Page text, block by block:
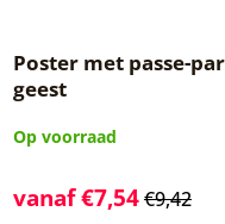
Poster met passe-
geest
Op voorraad
vanaf €7,54€9,42